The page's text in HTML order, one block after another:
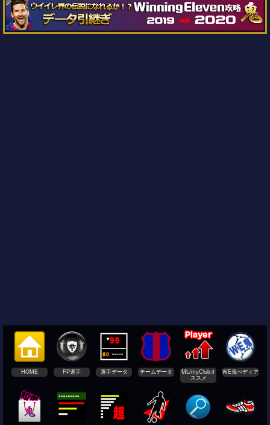
HOME FP選手 選手データ チームデータ
ML/myClubオ
ススメ
WE鬼ぺディア